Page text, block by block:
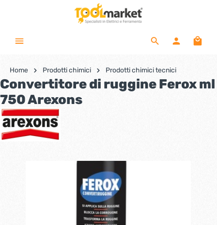
Home Prodotti chimici Prodotti chimici tecnici
Convertitore di ruggine Ferox ml
750 Arexons